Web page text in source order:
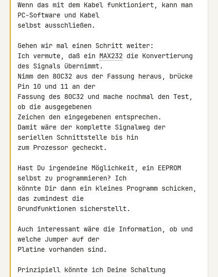
Wenn das mit dem Kabel funktioniert, kann man
PC-Software und Kabel
selbst ausschließen.
Gehen wir mal einen Schritt weiter:
Ich vermute, daß ein MAX232 die Konvertierung
des Signals übernimmt.
Nimm den 80C32 aus der Fassung heraus, brücke
Pin 10 und 11 an der
Fassung des 80C32 und mache nochmal den Test,
ob die ausgegebenen
Zeichen den eingegebenen entsprechen.
Damit wäre der komplette Signalweg der
seriellen Schnittstelle bis hin
zum Prozessor gecheckt.
Hast Du irgendeine Möglichkeit, ein EEPROM
selbst zu programmieren? Ich
könnte Dir dann ein kleines Programm schicken,
das zumindest die
Grundfunktionen sicherstellt.
Auch interessant wäre die Information, ob und
welche Jumper auf der
Platine vorhanden sind.
Prinzipiell könnte ich Deine Schaltung